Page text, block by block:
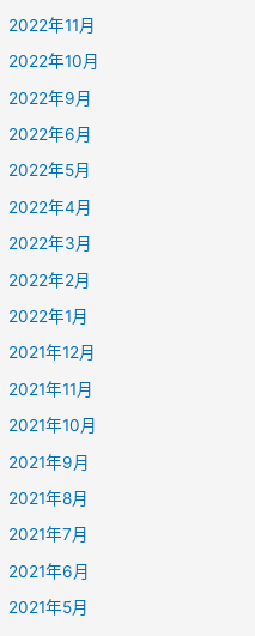
2022年11月
2022年10月
2022年9月
2022年6月
2022年5月
2022年4月
2022年3月
2022年2月
2022年1月
2021年12月
2021年11月
2021年10月
2021年9月
2021年8月
2021年7月
2021年6月
2021年5月